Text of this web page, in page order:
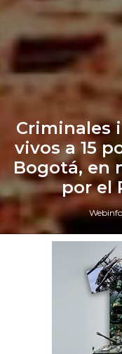
Criminales
vivos a 15
Bogotá, en
por el